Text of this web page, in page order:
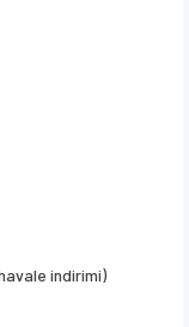
indirimi)